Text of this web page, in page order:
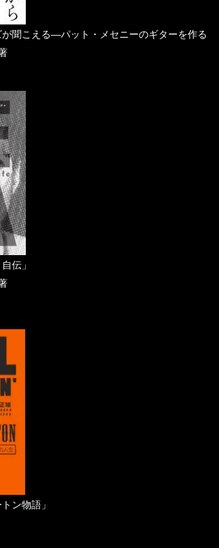
聞こえる―パット・メセニーのギターを作る
伝」
ン物語」